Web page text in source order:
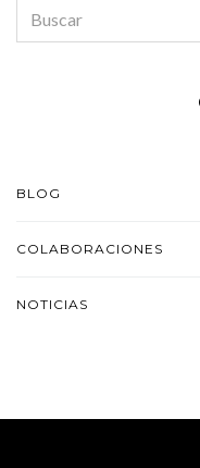
FOR:
BLOG
COLABORACIONES
NOTICIAS